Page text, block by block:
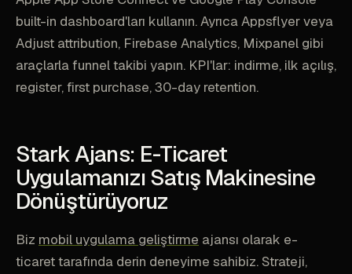
built-in dashboard'ları kullanın. Ayrıca Appsflyer veya
Adjust attribution, Firebase Analytics, Mixpanel gibi
araçlarla funnel takibi yapın. KPI'lar: indirme, ilk açılış,
register, first purchase, 30-day retention.
Stark Ajans: E-Ticaret
Uygulamanızı Satış Makinesine
Dönüştürüyoruz
Biz mobil uygulama geliştirme ajansı olarak e-
ticaret tarafında derin deneyime sahibiz. Strateji,